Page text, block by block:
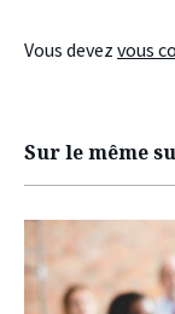
Vous devez vous
Sur le même